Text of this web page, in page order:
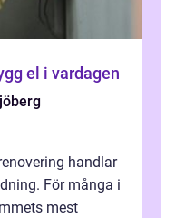
skellefteå trygg el i vardagen
handlar
För många i
mest